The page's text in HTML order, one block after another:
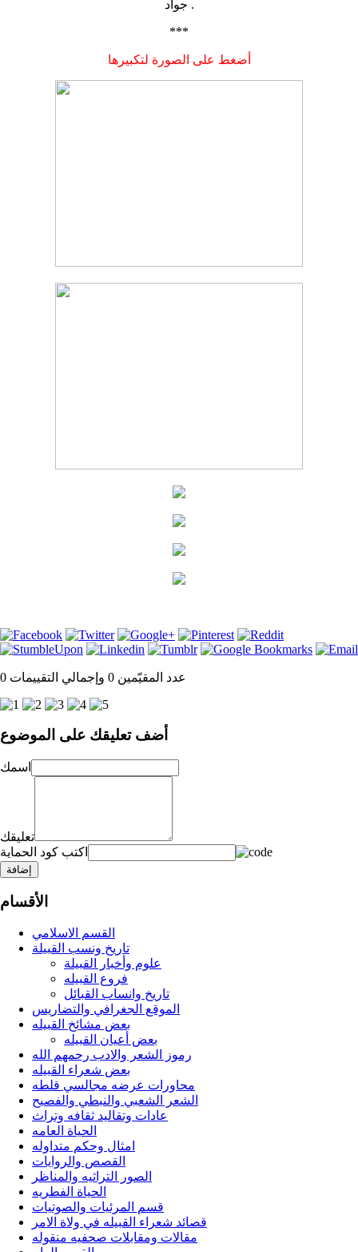
جواد .
***
أضغط على الصورة لتكبيرها
عدد المقيّمين 0 وإجمالي التقييمات 0
أضف تعليقك على الموضوع
اسمك
تعليقك
اكتب كود الحماية
إضافة
الأقسام
القسم الاسلامي
تاريخ ونسب القبيلة
علوم وأخبار القبيلة
فروع القبيله
تاريخ وانساب القبائل
الموقع الجغرافي والتضاريس
بعض مشائخ القبيله
بعض أعيان القبيله
رموز الشعر والادب رحمهم الله
بعض شعراء القبيله
محاورات عرضه مجالسي قلطه
الشعر الشعبي والنبطي والفصيح
عادات وتقاليد ثقافه وتراث
الحياة العامه
امثال وحكم متداوله
القصص والروايات
الصور التراثيه والمناظر
الحياة الفطريه
قسم المرئيات والصوتيات
قصائد شعراء القبيله في ولاة الامر
مقالات ومقابلات صحفيه منقوله